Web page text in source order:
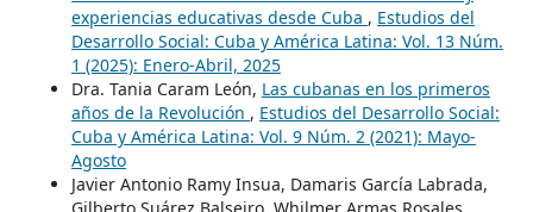
experiencias educativas desde Cuba , Estudios del
Desarrollo Social: Cuba y América Latina: Vol. 13 Núm.
1 (2025): Enero-Abril, 2025
Dra. Tania Caram León, Las cubanas en los primeros
años de la Revolución , Estudios del Desarrollo Social:
Cuba y América Latina: Vol. 9 Núm. 2 (2021): Mayo-
Agosto
Javier Antonio Ramy Insua, Damaris García Labrada,
Gilberto Suárez Balseiro, Whilmer Armas Rosales,